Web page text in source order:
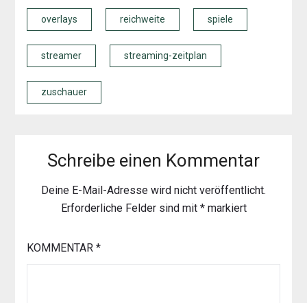
overlays reichweite spiele
streamer streaming-zeitplan
zuschauer
Schreibe einen Kommentar
Deine E-Mail-Adresse wird nicht veröffentlicht.
Erforderliche Felder sind mit *markiert
KOMMENTAR *